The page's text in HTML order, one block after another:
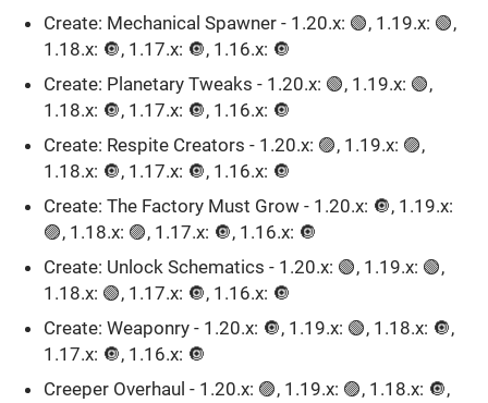
Create: Mechanical Spawner - 1.20.x: 🟢, 1.19.x: 🟢,
1.18.x: 🔘, 1.17.x: 🔘, 1.16.x: 🔘
Create: Planetary Tweaks - 1.20.x: 🟢, 1.19.x: 🟢,
1.18.x: 🔘, 1.17.x: 🔘, 1.16.x: 🔘
Create: Respite Creators - 1.20.x: 🟣, 1.19.x: 🟣,
1.18.x: 🔘, 1.17.x: 🔘, 1.16.x: 🔘
Create: The Factory Must Grow - 1.20.x: 🔘, 1.19.x:
🟣, 1.18.x: 🟣, 1.17.x: 🔘, 1.16.x: 🔘
Create: Unlock Schematics - 1.20.x: 🟢, 1.19.x: 🟢,
1.18.x: 🟢, 1.17.x: 🔘, 1.16.x: 🔘
Create: Weaponry - 1.20.x: 🔘, 1.19.x: 🟢, 1.18.x: 🔘,
1.17.x: 🔘, 1.16.x: 🔘
Creeper Overhaul - 1.20.x: 🟣, 1.19.x: 🟣, 1.18.x: 🔘,